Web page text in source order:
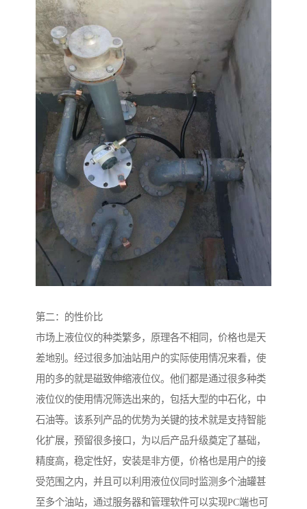
第二：的性价比
市场上液位仪的种类繁多，原理各不相同，价格也是天
差地别。经过很多加油站用户的实际使用情况来看，使
用的多的就是磁致伸缩液位仪。他们都是通过很多种类
液位仪的使用情况筛选出来的，包括大型的中石化，中
石油等。该系列产品的优势为关键的技术就是支持智能
化扩展，预留很多接口，为以后产品升级奠定了基础，
精度高，稳定性好，安装是非方便，价格也是用户的接
受范围之内，并且可以利用液位仪同时监测多个油罐甚
至多个油站，通过服务器和管理软件可以实现PC端也可